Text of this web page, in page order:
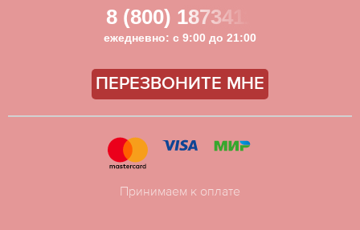
8 (800) 1873411
ежедневно: с 9:00 до 21:00
ПЕРЕЗВОНИТЕ МНЕ
Принимаем к оплате